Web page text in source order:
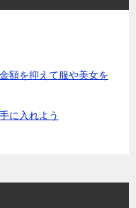
額を抑えて服や美女を
に入れよう